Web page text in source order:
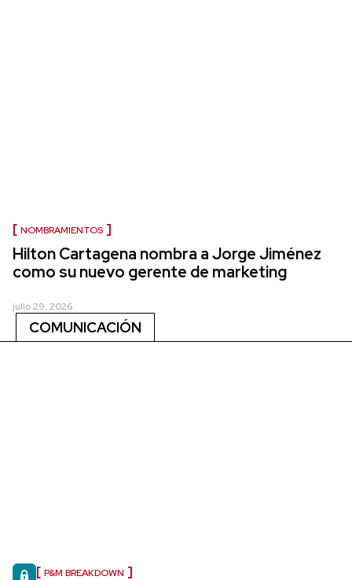
NOMBRAMIENTOS
Hilton Cartagena nombra a Jorge Jiménez
como su nuevo gerente de marketing
julio 29, 2026
COMUNICACIÓN
P&M BREAKDOWN